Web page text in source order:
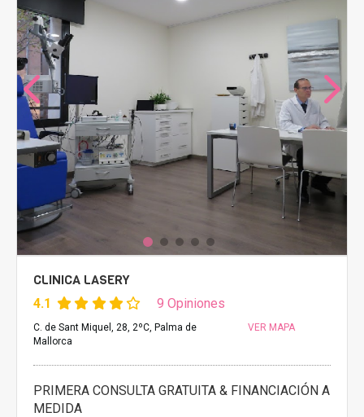
CLINICA LASERY
4.1 9 Opiniones
C. de Sant Miquel, 28, 2ºC, Palma de
Mallorca
VER MAPA
PRIMERA CONSULTA GRATUITA & FINANCIACIÓN A
MEDIDA